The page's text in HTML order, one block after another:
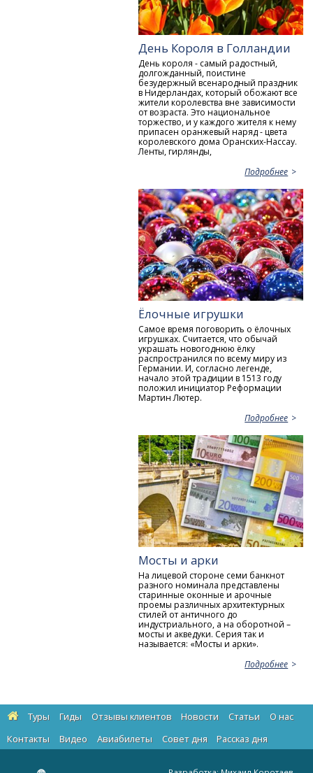
День Короля в Голландии
День короля - самый радостный,
долгожданный, поистине
безудержный всенародный праздник
в Нидерландах, который обожают все
жители королевства вне зависимости
от возраста. Это национальное
торжество, и у каждого жителя к нему
припасен оранжевый наряд - цвета
королевского дома Оранских-Нассау.
Ленты, гирлянды,
Подробнее
Ёлочные игрушки
Самое время поговорить о ёлочных
игрушках. Считается, что обычай
украшать новогоднюю ёлку
распространился по всему миру из
Германии. И, согласно легенде,
начало этой традиции в 1513 году
положил инициатор Реформации
Мартин Лютер.
Подробнее
Мосты и арки
На лицевой стороне семи банкнот
разного номинала представлены
старинные оконные и арочные
проемы различных архитектурных
стилей от античного до
индустриального, а на оборотной –
мосты и акведуки. Серия так и
называется: «Мосты и арки».
Подробнее
Туры Гиды Отзывы клиентов Новости Статьи
О нас
Контакты
Видео Авиабилеты Cовет дня Рассказ дня